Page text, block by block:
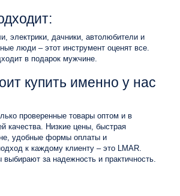
электрики, дачники, автолюбители и
люди – этот инструмент оценят все.
в подарок мужчине.
купить именно у нас
проверенные товары оптом и в
качества. Низкие цены, быстрая
удобные формы оплаты и
к каждому клиенту – это LMAR.
за надежность и практичность.